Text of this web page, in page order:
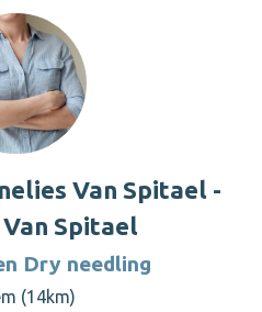
Van Spitael -
Spitael
Dry needling
(14km)